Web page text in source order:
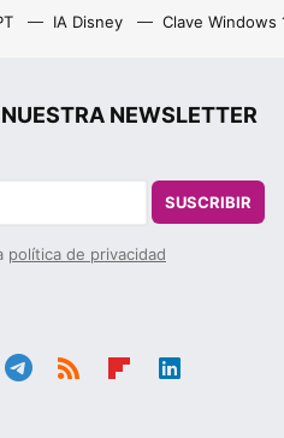
IA Disney Clave Windows
NEWSLETTER
SUSCRIBIR
política de privacidad